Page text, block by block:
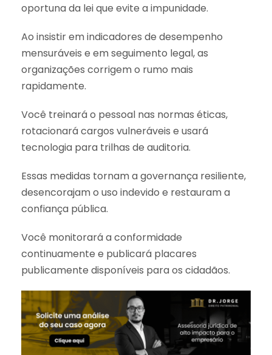
oportuna da lei que evite a impunidade.
Ao insistir em indicadores de desempenho
mensuráveis e em seguimento legal, as
organizações corrigem o rumo mais
rapidamente.
Você treinará o pessoal nas normas éticas,
rotacionará cargos vulneráveis e usará
tecnologia para trilhas de auditoria.
Essas medidas tornam a governança resiliente,
desencorajam o uso indevido e restauram a
confiança pública.
Você monitorará a conformidade
continuamente e publicará placares
publicamente disponíveis para os cidadãos.